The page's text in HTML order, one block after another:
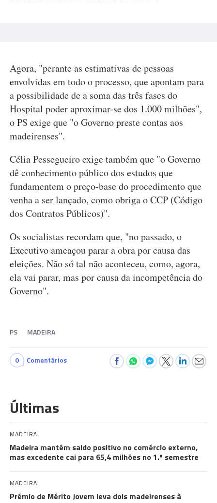
Agora, "perante as estimativas de pessoas
envolvidas em todo o processo, que apontam para
a possibilidade de a soma das três fases do
Hospital poder aproximar-se dos 1.000 milhões",
o PS exige que "o Governo preste contas aos
madeirenses".
Célia Pessegueiro exige também que "o Governo
dê conhecimento público dos estudos que
fundamentem o preço-base do procedimento que
venha a ser lançado, como obriga o CCP (Código
dos Contratos Públicos)".
Os socialistas recordam que, "no passado, o
Executivo ameaçou parar a obra por causa das
eleições. Não só tal não aconteceu, como, agora,
ela vai parar, mas por causa da incompetência do
Governo".
PS MADEIRA
0 Comentários
Últimas
MADEIRA
Madeira mantém saldo positivo no comércio externo,
mas excedente cai para 65,4 milhões no 1.º semestre
MADEIRA
Prémio de Mérito Jovem leva dois madeirenses à